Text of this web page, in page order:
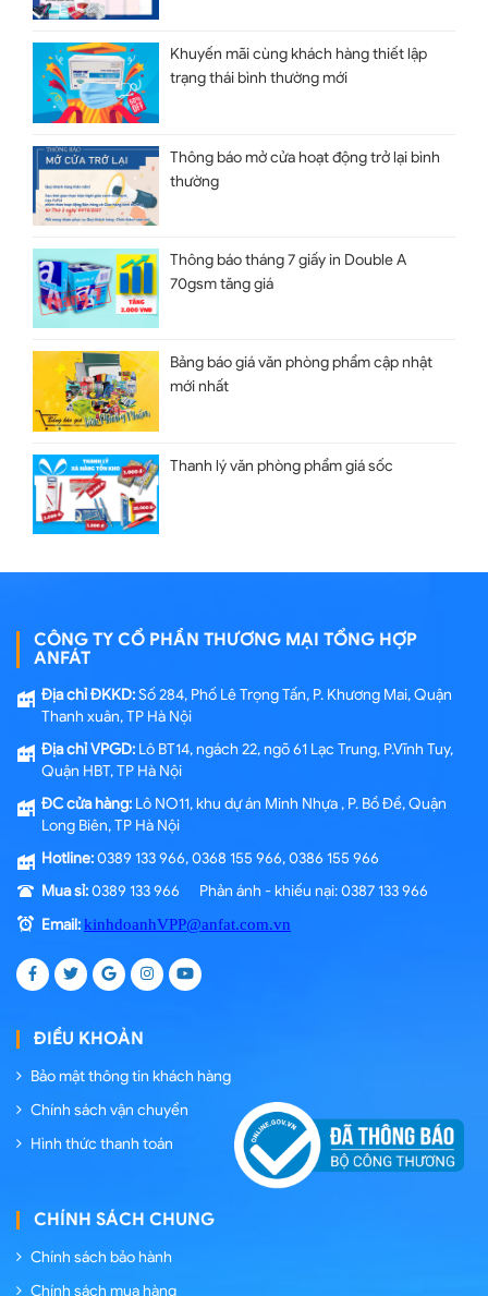
Khuyến mãi cùng khách hàng thiết lập
trạng thái bình thường mới
Thông báo mở cửa hoạt động trở lại bình
thường
Thông báo tháng 7 giấy in Double A
70gsm tăng giá
Bảng báo giá văn phòng phẩm cập nhật
mới nhất
Thanh lý văn phòng phẩm giá sốc
CÔNG TY CỔ PHẦN THƯƠNG MẠI TỔNG HỢP
ANFÁT
Địa chỉ ĐKKD:Số 284, Phố Lê Trọng Tấn, P. Khương Mai, Quận
Thanh xuân, TP Hà Nội
Địa chỉ VPGD: Lô BT14, ngách 22, ngõ 61 Lạc Trung, P.Vĩnh Tuy,
Quận HBT, TP Hà Nội
ĐC cửa hàng: Lô NO11, khu dự án Minh Nhựa , P. Bồ Đề, Quận
Long Biên, TP Hà Nội
Hotline:0389 133 966, 0368 155 966, 0386 155 966
Mua sỉ:0389 133 966 Phản ánh - khiếu nại: 0387 133 966
Email:kinhdoanhVPP@anfat.com.vn
ĐIỀU KHOẢN
Bảo mật thông tin khách hàng
Chính sách vận chuyển
Hình thức thanh toán
CHÍNH SÁCH CHUNG
Chính sách bảo hành
Chính sách mua hàng